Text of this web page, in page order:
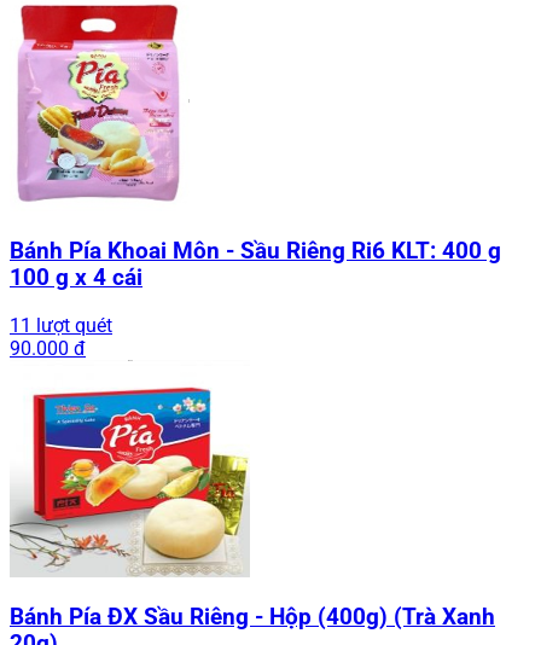
Bánh Pía Khoai Môn - Sầu Riêng Ri6 KLT: 400 g
100 g x 4 cái
11 lượt quét
90.000 đ
Bánh Pía ĐX Sầu Riêng - Hộp (400g) (Trà Xanh